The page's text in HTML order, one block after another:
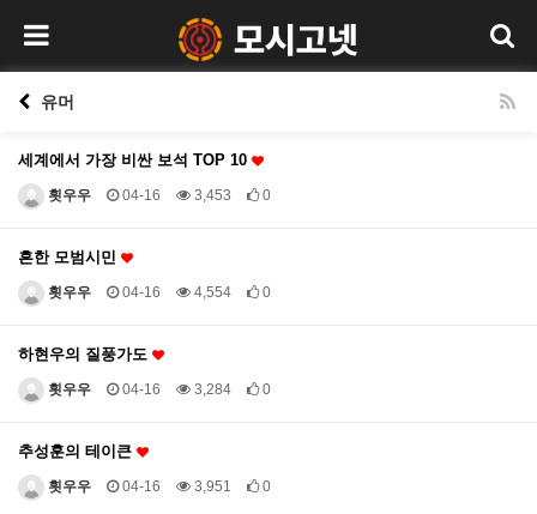
유머
세계에서 가장 비싼 보석 TOP 10
흿우우 04-16 3,453 0
흔한 모범시민
흿우우 04-16 4,554 0
하현우의 질풍가도
흿우우 04-16 3,284 0
추성훈의 테이큰
흿우우 04-16 3,951 0